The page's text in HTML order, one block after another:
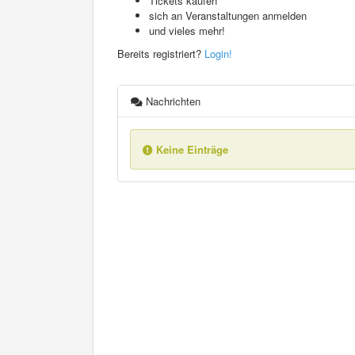
sich an Veranstaltungen anmelden
und vieles mehr!
Bereits registriert? Login!
Nachrichten
Keine Einträge